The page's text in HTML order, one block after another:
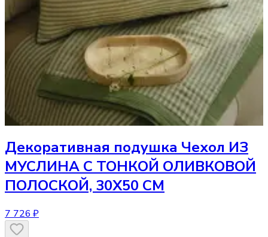
Декоративная подушка Чехол ИЗ
МУСЛИНА С ТОНКОЙ ОЛИВКОВОЙ
ПОЛОСКОЙ, 30Х50 СМ
7 726 ₽